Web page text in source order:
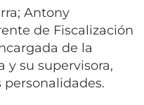
Antony
de Fiscalización
de la
y su supervisora,